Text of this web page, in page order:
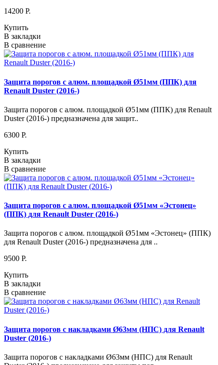
14200 P.
Купить
В закладки
В сравнение
Защита порогов с алюм. площадкой Ø51мм (ППК) для
Renault Duster (2016-)
Защита порогов с алюм. площадкой Ø51мм (ППК) для Renault
Duster (2016-) предназначена для защит..
6300 P.
Купить
В закладки
В сравнение
Защита порогов с алюм. площадкой Ø51мм «Эстонец»
(ППК) для Renault Duster (2016-)
Защита порогов с алюм. площадкой Ø51мм «Эстонец» (ППК)
для Renault Duster (2016-) предназначена для ..
9500 P.
Купить
В закладки
В сравнение
Защита порогов с накладками Ø63мм (НПС) для Renault
Duster (2016-)
Защита порогов с накладками Ø63мм (НПС) для Renault